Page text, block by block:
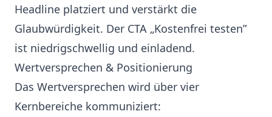
Headline platziert und verstärkt die
Glaubwürdigkeit. Der CTA „Kostenfrei testen”
ist niedrigschwellig und einladend.
Wertversprechen & Positionierung
Das Wertversprechen wird über vier
Kernbereiche kommuniziert: